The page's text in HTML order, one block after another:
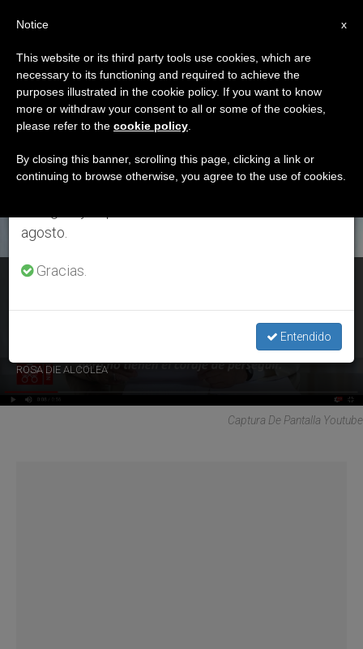
ETIQUETA
Posts Tagged ‘ser
Libre’
ÚLTIMAS NOTICIAS
Video mensaje del Papa en el Festival de la Doctrina Social
ROSA DIE ALCOLEA
Captura De Pantalla Youtube
×
Aviso importante
Del 27 de julio al 7 de agosto haremos la pausa
anual, aprovechando que en el periodo de verano
se generan menos informaciones y también el
agosto.
Gracias.
Entendido
x
Notice
This website or its third party tools use cookies, which are
necessary to its functioning and required to achieve the
purposes illustrated in the cookie policy. If you want to know
more or withdraw your consent to all or some of the cookies,
please refer to the cookie policy
By closing this banner, scrolling this page, clicking a link or
continuing to browse otherwise, you agree to the use of cookies.